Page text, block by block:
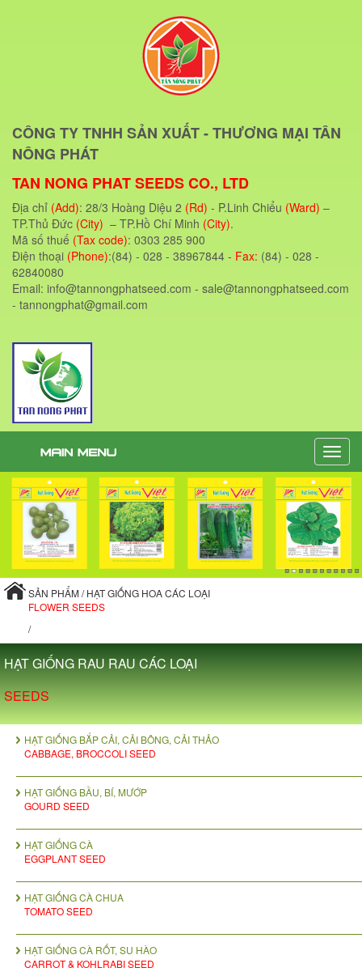
CÔNG TY TNHH SẢN XUẤT - THƯƠNG MẠI TÂN
NÔNG PHÁT
TAN NONG PHAT SEEDS CO., LTD
Địa chỉ (Add): 28/3 Hoàng Diệu 2 (Rd) - P.Linh Chiểu (Ward) –
TP.Thủ Đức (City) – TP.Hồ Chí Minh (City).
Mã số thuế (Tax code): 0303 285 900
Điện thoại (Phone):(84) - 028 - 38967844 - Fax: (84) - 028 -
62840080
Email: info@tannongphatseed.com - sale@tannongphatseed.com
- tannongphat@gmail.com
Toggle
SẢN PHẨM / HẠT GIỐNG HOA CÁC LOẠI
FLOWER SEEDS
/
HẠT GIỐNG RAU RAU CÁC LOẠI
SEEDS
HẠT GIỐNG BẮP CẢI, CẢI BÔNG, CẢI THẢO
CABBAGE, BROCCOLI SEED
HẠT GIỐNG BẦU, BÍ, MƯỚP
GOURD SEED
HẠT GIỐNG CÀ
EGGPLANT SEED
HẠT GIỐNG CÀ CHUA
TOMATO SEED
HẠT GIỐNG CÀ RỐT, SU HÀO
CARROT & KOHLRABI SEED